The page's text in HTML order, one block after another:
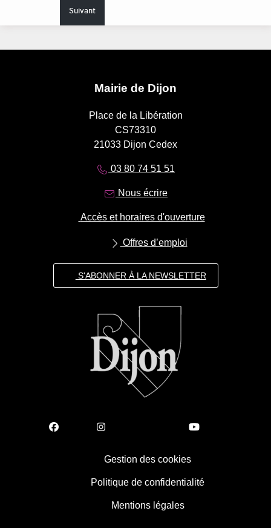
Suivant
Mairie de Dijon
Place de la Libération
CS73310
21033 Dijon Cedex
03 80 74 51 51
Nous écrire
Accès et horaires d'ouverture
Offres d’emploi
S'ABONNER À LA NEWSLETTER
Gestion des cookies
Politique de confidentialité
Mentions légales